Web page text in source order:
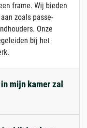
frame. Wij bieden
zoals passe-
Onze
bij het
mijn kamer zal